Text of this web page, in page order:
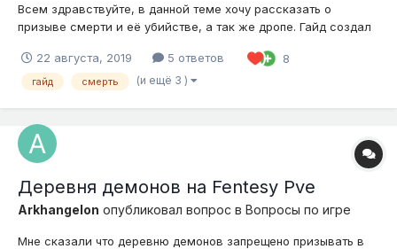
Всем здравствуйте, в данной теме хочу рассказать о
призыве смерти и её убийстве, а так же дропе. Гайд создал
потребуется белый круг 11на11 (7на7 и 15на15 для красоты)
6000 энергии алтаря и 15 духов (Баньши, полтергейсты и
22 августа, 2019 5 ответов 8
гайд смерть (и ещё 3 )
Деревня демонов на Fentesy Pve
Arkhangelon опубликовал вопрос в Вопросы по игре
Мне сказали что деревню демонов запрещено призывать в